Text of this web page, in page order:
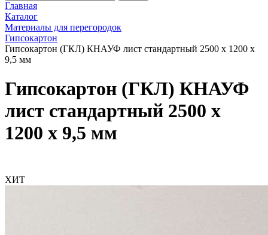
Главная
Каталог
Материалы для перегородок
Гипсокартон
Гипсокартон (ГКЛ) КНАУФ лист стандартный 2500 x 1200 x
9,5 мм
Гипсокартон (ГКЛ) КНАУФ
лист стандартный 2500 x
1200 x 9,5 мм
ХИТ